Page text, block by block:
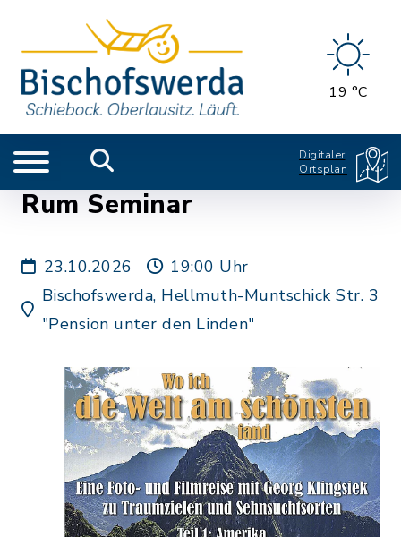
19 °C
Digitaler
Ortsplan
Rum Seminar
23.10.2026
19:00 Uhr
Bischofswerda, Hellmuth-Muntschick Str. 3
"Pension unter den Linden"